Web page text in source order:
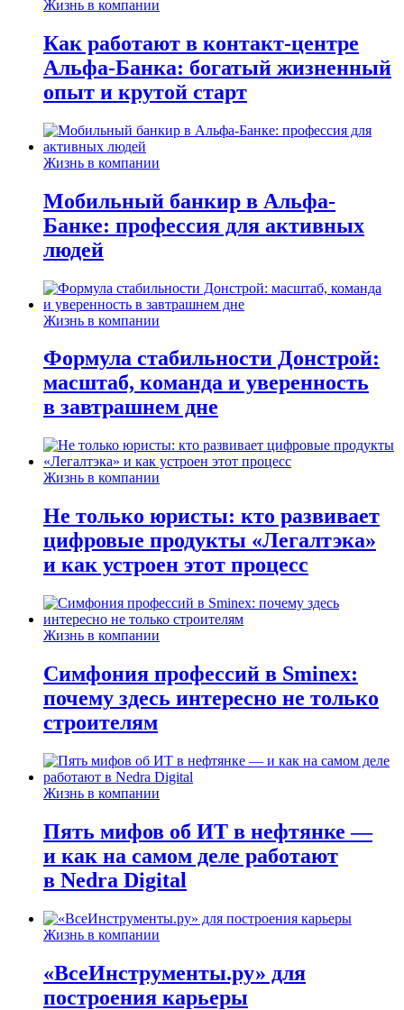
Жизнь в компании
Как работают в контакт-центре
Альфа-Банка: богатый жизненный
опыт и крутой старт
Жизнь в компании
Мобильный банкир в Альфа-
Банке: профессия для активных
людей
Жизнь в компании
Формула стабильности Донстрой:
масштаб, команда и уверенность
в завтрашнем дне
Жизнь в компании
Не только юристы: кто развивает
цифровые продукты «Легалтэка»
и как устроен этот процесс
Жизнь в компании
Симфония профессий в Sminex:
почему здесь интересно не только
строителям
Жизнь в компании
Пять мифов об ИТ в нефтянке —
и как на самом деле работают
в Nedra Digital
Жизнь в компании
«ВсеИнструменты.ру» для
построения карьеры